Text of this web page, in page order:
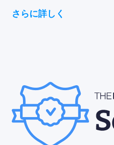
さらに詳しく